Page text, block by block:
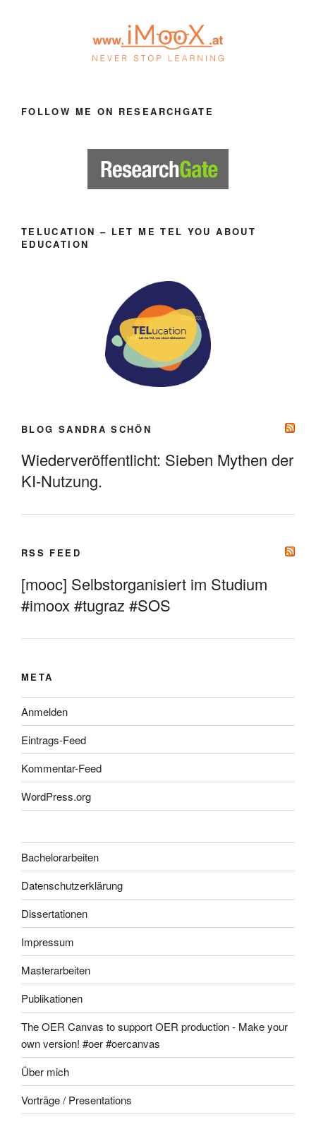
FOLLOW ME ON RESEARCHGATE
TELUCATION – LET ME TEL YOU ABOUT
EDUCATION
BLOG SANDRA SCHÖN
Wiederveröffentlicht: Sieben Mythen der
KI-Nutzung.
RSS FEED
[mooc] Selbstorganisiert im Studium
#imoox #tugraz #SOS
META
Anmelden
Eintrags-Feed
Kommentar-Feed
WordPress.org
Bachelorarbeiten
Datenschutzerklärung
Dissertationen
Impressum
Masterarbeiten
Publikationen
The OER Canvas to support OER production - Make your
own version! #oer #oercanvas
Über mich
Vorträge / Presentations